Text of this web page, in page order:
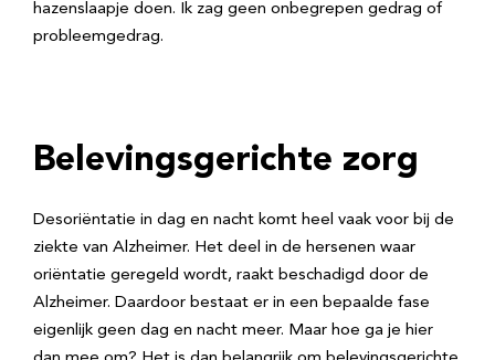
hazenslaapje doen. Ik zag geen onbegrepen gedrag of
probleemgedrag.
Belevingsgerichte zorg
Desoriëntatie in dag en nacht komt heel vaak voor bij de
ziekte van Alzheimer. Het deel in de hersenen waar
oriëntatie geregeld wordt, raakt beschadigd door de
Alzheimer. Daardoor bestaat er in een bepaalde fase
eigenlijk geen dag en nacht meer. Maar hoe ga je hier